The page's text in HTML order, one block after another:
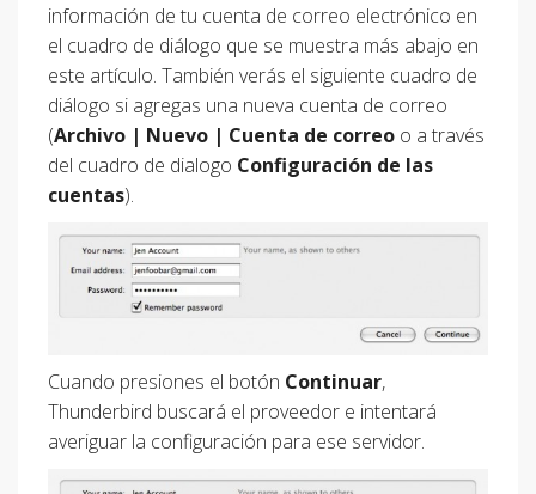
información de tu cuenta de correo electrónico en
el cuadro de diálogo que se muestra más abajo en
este artículo. También verás el siguiente cuadro de
diálogo si agregas una nueva cuenta de correo
(Archivo | Nuevo | Cuenta de correo o a través
del cuadro de dialogo Configuración de las
cuentas).
Cuando presiones el botón Continuar,
Thunderbird buscará el proveedor e intentará
averiguar la configuración para ese servidor.